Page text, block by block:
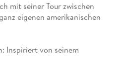
mit seiner Tour zwischen
eigenen amerikanischen
Inspiriert von seinem